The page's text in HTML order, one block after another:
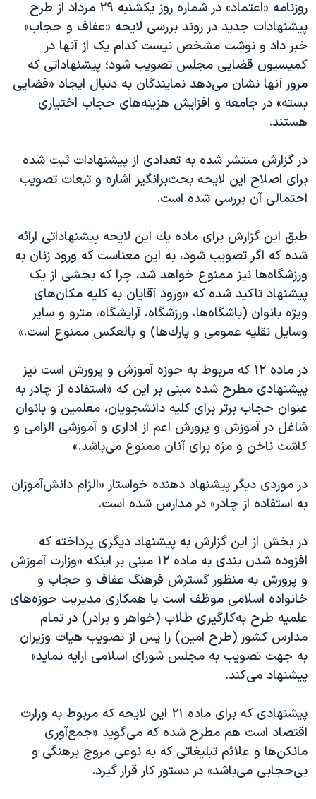
اعتراضات مردمی آبان ۹۸
اسرائیل در جنگ
نرگس محمدی برنده جایزه نوبل صلح
همایش محافظه‌کاران آمریکا «سی‌پک»
صفحه‌های ویژه
روزنامه «اعتماد» در شماره روز یکشنبه ۲۹ مرداد از طرح
پیشنهادات جدید در روند بررسی لایحه «عفاف و حجاب»
خبر داد و نوشت مشخص نیست کدام یک از آنها در
كميسيون قضايی مجلس تصویب شود؛ پیشنهاداتی که
مرور آنها نشان می‌دهد نمایندگان به دنبال ایجاد «فضایی
بسته» در جامعه و افزایش هزینه‌های حجاب اختیاری
هستند.
در گزارش منتشر شده به تعدادی از پیشنهادات ثبت شده
برای اصلاح این لایحه بحث‌برانگیز اشاره و تبعات تصویب
احتمالی آن بررسی شده است.
طبق این گزارش برای ماده يك این لايحه پیشنهاداتی ارائه
شده كه اگر تصويب شود، به اين معناست كه ورود زنان به
ورزشگاه‌ها نيز ممنوع خواهد شد، چرا كه بخشی از یک
پیشنهاد تاکید شده که «ورود آقايان به كليه مكان‌های
ويژه بانوان (باشگاه‌ها، ورزشگاه، آرايشگاه، مترو و ساير
وسايل نقليه عمومی و پارك‌ها) و بالعكس ممنوع است.»
در ماده ۱۲ که مربوط به حوزه آموزش و پرورش است نیز
پیشنهادی مطرح شده مبنی بر این که «استفاده از چادر به
عنوان حجاب برتر برای كليه دانشجویان، معلمين و بانوان
شاغل در آموزش و پرورش اعم از اداری و آموزشی الزامی و
كاشت ناخن و مژه برای آنان ممنوع می‌باشد.»
در موردی ديگر پیشنهاد دهنده خواستار «الزام دانش‌آموزان
به استفاده از چادر» در مدارس شده است.
در بخش از این گزارش به پيشنهاد دیگری پرداخته که
افزوده شدن بندی به ماده ۱۲ مبنی بر اینکه «وزارت آموزش
و پرورش به منظور گسترش فرهنگ عفاف و حجاب و
خانواده اسلامی موظف است با همكاری مديريت حوزه‌های
علميه طرح به‌كارگيری طلاب (خواهر و برادر) در تمام
مدارس كشور (طرح امين) را پس از تصويب هيات وزيران
به جهت تصویب به مجلس شورای اسلامی ارايه نمايد»
پیشنهاد می‌کند.
پیشنهادی که برای ماده ۲۱ این لایحه که مربوط به وزارت
اقتصاد است هم مطرح شده که می‌گوید «جمع‌آوری
مانكن‌ها و علائم تبليغاتی كه به نوعی مروج برهنگی و
بی‌حجابی می‌باشد» در دستور کار قرار گیرد.